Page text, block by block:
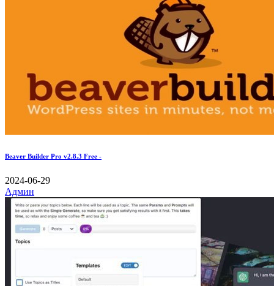
Beaver Builder Pro v2.8.3 Free -
2024-06-29
Админ